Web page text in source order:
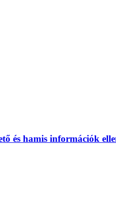
és hamis információk